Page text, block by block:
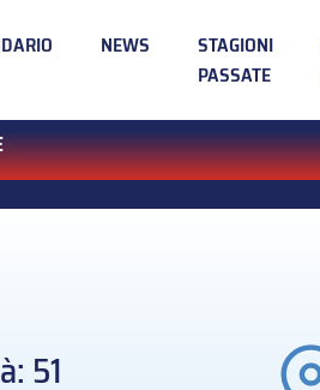
NEWS
STAGIONI
PASSATE
51